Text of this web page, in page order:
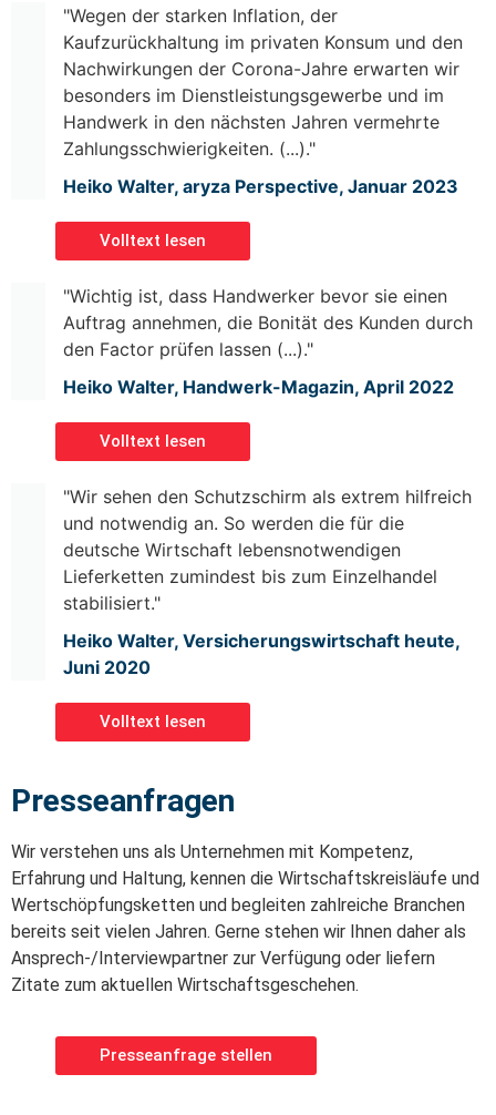
"Wegen der starken Inflation, der
Kaufzurückhaltung im privaten Konsum und den
Nachwirkungen der Corona-Jahre erwarten wir
besonders im Dienstleistungsgewerbe und im
Handwerk in den nächsten Jahren vermehrte
Zahlungsschwierigkeiten. (...)."
Heiko Walter, aryza Perspective, Januar 2023
Volltext lesen
"Wichtig ist, dass Handwerker bevor sie einen
Auftrag annehmen, die Bonität des Kunden durch
den Factor prüfen lassen (...)."
Heiko Walter, Handwerk-Magazin, April 2022
Volltext lesen
"Wir sehen den Schutzschirm als extrem hilfreich
und notwendig an. So werden die für die
deutsche Wirtschaft lebensnotwendigen
Lieferketten zumindest bis zum Einzelhandel
stabilisiert."
Heiko Walter, Versicherungswirtschaft heute,
Juni 2020
Volltext lesen
Presseanfragen
Wir verstehen uns als Unternehmen mit Kompetenz,
Erfahrung und Haltung, kennen die Wirtschaftskreisläufe und
Wertschöpfungsketten und begleiten zahlreiche Branchen
bereits seit vielen Jahren. Gerne stehen wir Ihnen daher als
Ansprech-/Interviewpartner zur Verfügung oder liefern
Zitate zum aktuellen Wirtschaftsgeschehen.
Presseanfrage stellen